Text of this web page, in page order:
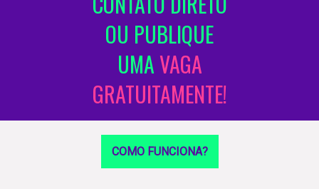
OU PUBLIQUE
UMAVAGA
GRATUITAMENTE!
COMO FUNCIONA?